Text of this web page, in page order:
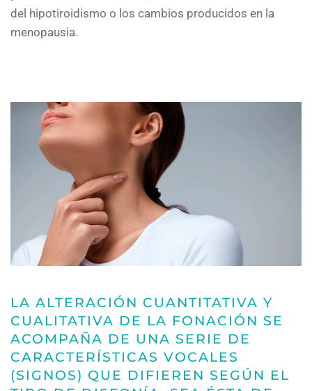
del hipotiroidismo o los cambios producidos en la
menopausia.
LA ALTERACIÓN CUANTITATIVA Y
CUALITATIVA DE LA FONACIÓN SE
ACOMPAÑA DE UNA SERIE DE
CARACTERÍSTICAS VOCALES
(SIGNOS) QUE DIFIEREN SEGÚN EL